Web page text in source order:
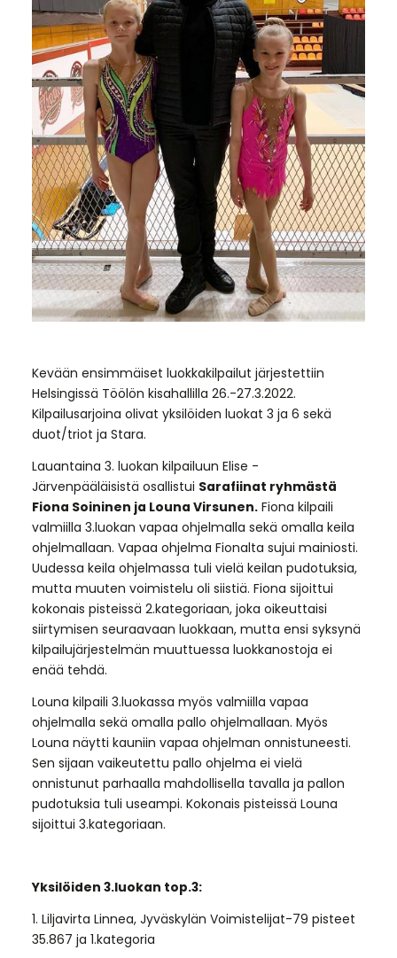
Kevään ensimmäiset luokkakilpailut järjestettiin
Helsingissä Töölön kisahallilla 26.-27.3.2022.
Kilpailusarjoina olivat yksilöiden luokat 3 ja 6 sekä
duot/triot ja Stara.
Lauantaina 3. luokan kilpailuun Elise -
Järvenpääläisistä osallistui Sarafiinat ryhmästä
Fiona Soininen ja Louna Virsunen.Fiona kilpaili
valmiilla 3.luokan vapaa ohjelmalla sekä omalla keila
ohjelmallaan. Vapaa ohjelma Fionalta sujui mainiosti.
Uudessa keila ohjelmassa tuli vielä keilan pudotuksia,
mutta muuten voimistelu oli siistiä. Fiona sijoittui
kokonais pisteissä 2.kategoriaan, joka oikeuttaisi
siirtymisen seuraavaan luokkaan, mutta ensi syksynä
kilpailujärjestelmän muuttuessa luokkanostoja ei
enää tehdä.
Louna kilpaili 3.luokassa myös valmiilla vapaa
ohjelmalla sekä omalla pallo ohjelmallaan. Myös
Louna näytti kauniin vapaa ohjelman onnistuneesti.
Sen sijaan vaikeutettu pallo ohjelma ei vielä
onnistunut parhaalla mahdollisella tavalla ja pallon
pudotuksia tuli useampi. Kokonais pisteissä Louna
sijoittui 3.kategoriaan.
Yksilöiden 3.luokan top.3:
1. Liljavirta Linnea, Jyväskylän Voimistelijat-79 pisteet
35.867 ja 1.kategoria